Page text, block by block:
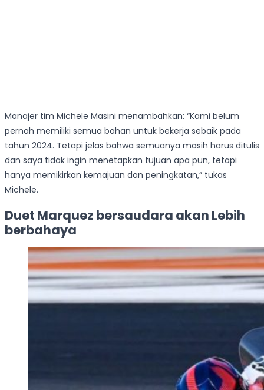
Manajer tim Michele Masini menambahkan: “Kami belum
pernah memiliki semua bahan untuk bekerja sebaik pada
tahun 2024. Tetapi jelas bahwa semuanya masih harus ditulis
dan saya tidak ingin menetapkan tujuan apa pun, tetapi
hanya memikirkan kemajuan dan peningkatan,” tukas
Michele.
Duet Marquez bersaudara akan Lebih
berbahaya